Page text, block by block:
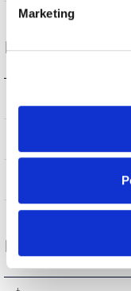
Marketing
Logement et
Performance